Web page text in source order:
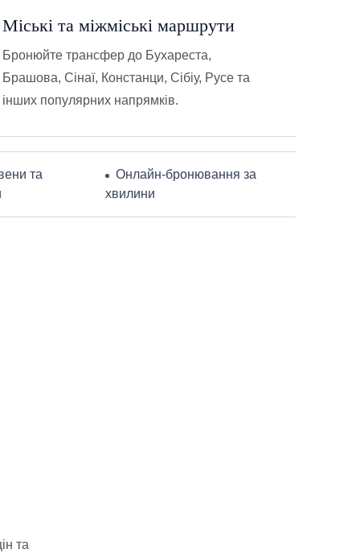
Міські та міжміські маршрути
Бронюйте трансфер до Бухареста,
Брашова, Сінаї, Констанци, Сібіу, Русе та
інших популярних напрямків.
та
Онлайн-бронювання за
хвилини
та